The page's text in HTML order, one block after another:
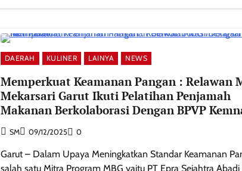
DAERAH KULINER LAINYA NEWS
Memperkuat Keamanan Pangan : Relawan
Mekarsari Garut Ikuti Pelatihan Penjamah
Makanan Berkolaborasi Dengan BPVP
SM 09/12/2025 0
Garut – Dalam Upaya Meningkatkan Standar Keamanan
salah satu Mitra Program MBG yaitu PT Epra Sejahtra Abadi